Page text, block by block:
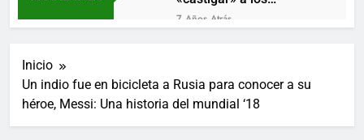
responsables de
derribar un avión
7 Años Atrás
diciembre
Los últimos paquetes
especiales Hush Socks
7 Años Atrás
Inicio
Un indio fue en bicicleta a Rusia para conocer a su
héroe, Messi: Una historia del mundial ‘18